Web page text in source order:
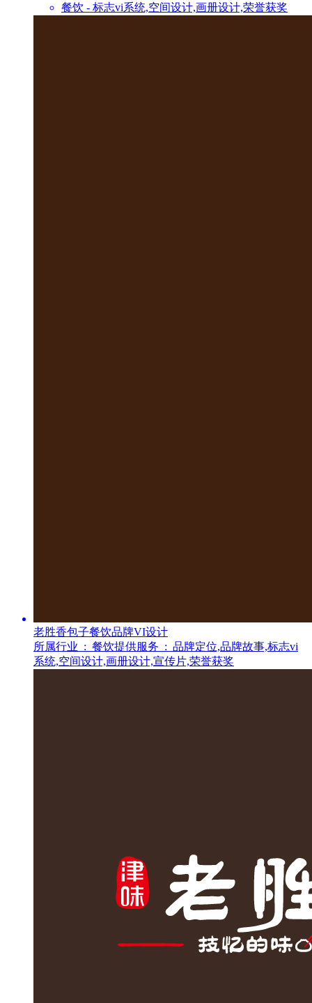
餐饮 - 标志vi系统,空间设计,画册设计,荣誉获奖
老胜香包子餐饮品牌VI设计
所属行业 : 餐饮提供服务 : 品牌定位,品牌故事,标志vi
系统,空间设计,画册设计,宣传片,荣誉获奖